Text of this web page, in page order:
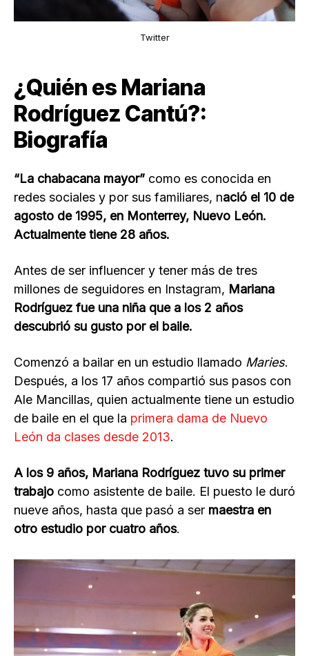
Twitter
¿Quién es Mariana
Rodríguez Cantú?:
Biografía
“La chabacana mayor” como es conocida en
redes sociales y por sus familiares, nació el 10 de
agosto de 1995, en Monterrey, Nuevo León.
Actualmente tiene 28 años.
Antes de ser influencer y tener más de tres
millones de seguidores en Instagram, Mariana
Rodríguez fue una niña que a los 2 años
descubrió su gusto por el baile.
Comenzó a bailar en un estudio llamado Maries.
Después, a los 17 años compartió sus pasos con
Ale Mancillas, quien actualmente tiene un estudio
de baile en el que la primera dama de Nuevo
León da clases desde 2013.
A los 9 años, Mariana Rodríguez tuvo su primer
trabajo como asistente de baile. El puesto le duró
nueve años, hasta que pasó a ser maestra en
otro estudio por cuatro años.